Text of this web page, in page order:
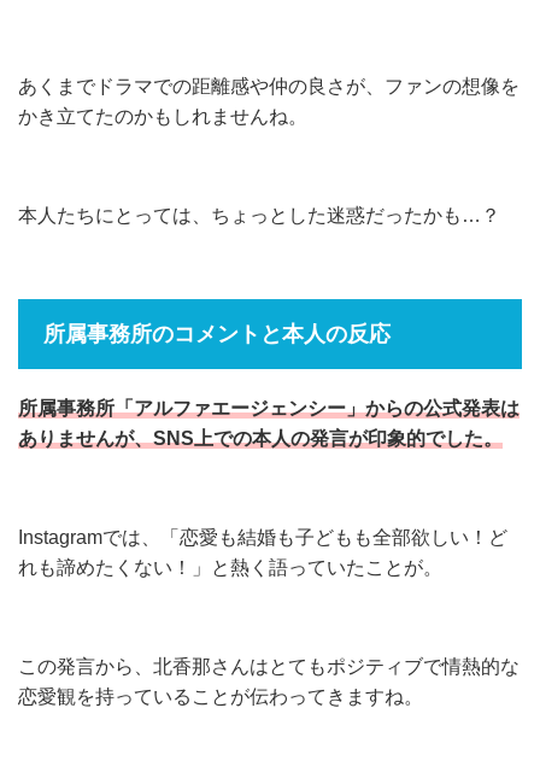
あくまでドラマでの距離感や仲の良さが、ファンの想像を
かき立てたのかもしれませんね。
本人たちにとっては、ちょっとした迷惑だったかも…？
所属事務所のコメントと本人の反応
所属事務所「アルファエージェンシー」からの公式発表は
ありませんが、SNS上での本人の発言が印象的でした。
Instagramでは、「恋愛も結婚も子どもも全部欲しい！ど
れも諦めたくない！」と熱く語っていたことが。
この発言から、北香那さんはとてもポジティブで情熱的な
恋愛観を持っていることが伝わってきますね。